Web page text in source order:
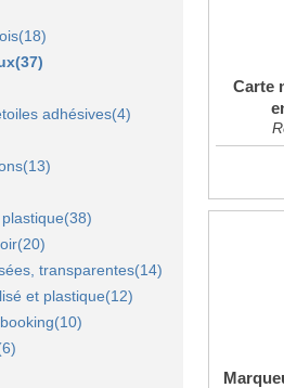
et chandeliers(10)
table(15)
jetables(17)
et métal(16)
adhésives(4)
étoiles adhésives(3)
Papier métallisé(11)
transparentes(14)
couleurs(8)
rabat adhésif(3)
et plastique(12)
et métal(7)
Carte